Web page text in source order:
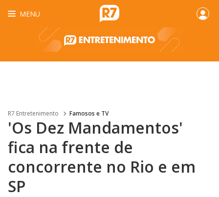
MENU
R7 Entretenimento Famosos e TV
'Os Dez Mandamentos'
fica na frente de
concorrente no Rio e em
SP